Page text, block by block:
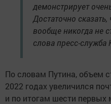
демонстрирует
Достаточно
вообще никогда не
слова пресс-служба
По словам Путина, объем
2022 годах увеличился
и по итогам шести первых